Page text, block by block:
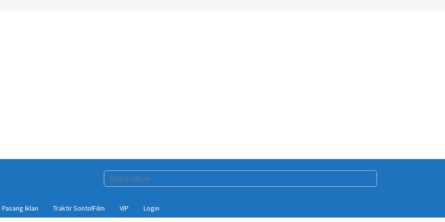
Pasang Iklan Traktir SontolFilm VIP Login